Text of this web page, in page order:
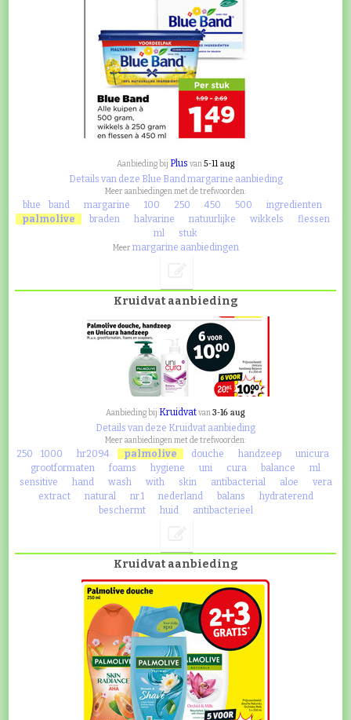
Aanbieding bij Plus van5-11 aug
Details van deze Blue Band margarine aanbieding
Meer aanbiedingen met de trefwoorden:
blue band margarine 100 250 450 500
ingredienten
palmolive
braden halvarine natuurlijke wikkels
flessen
ml
stuk
Meer margarine aanbiedingen
Kruidvat aanbieding
Aanbieding bij Kruidvatvan3-16 aug
Details van deze Kruidvat aanbieding
Meer aanbiedingen met de trefwoorden:
250 1000 hr2094 palmolive douche handzeep
unicura
grootformaten
foams hygiene uni cura balance
ml
sensitive
hand wash with skin antibacterial aloe
vera
extract
natural nr.1 nederland balans
hydraterend
beschermt
huid antibacterieel
Kruidvat aanbieding